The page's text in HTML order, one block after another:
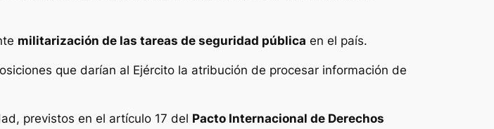
militarización de las tareas de seguridad pública en el país.
que darían al Ejército la atribución de procesar información de
previstos en el artículo 17 del Pacto Internacional de Derechos